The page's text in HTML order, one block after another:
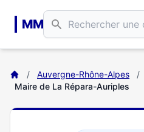
MM
/ Auvergne-Rhône-Alpes /
Maire de La Répara-Auriples